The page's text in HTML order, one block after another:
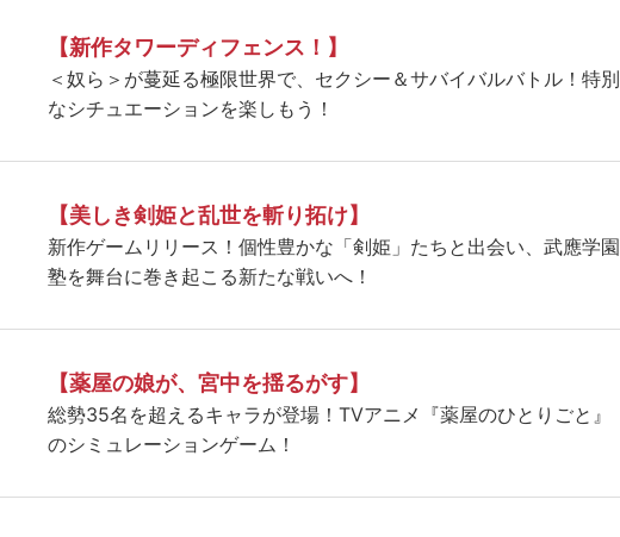
【新作タワーディフェンス！】
＜奴ら＞が蔓延る極限世界で、セクシー＆サバイバルバトル！特別
なシチュエーションを楽しもう！
【美しき剣姫と乱世を斬り拓け】
新作ゲームリリース！個性豊かな「剣姫」たちと出会い、武應学園
塾を舞台に巻き起こる新たな戦いへ！
【薬屋の娘が、宮中を揺るがす】
総勢35名を超えるキャラが登場！TVアニメ『薬屋のひとりごと』
のシミュレーションゲーム！